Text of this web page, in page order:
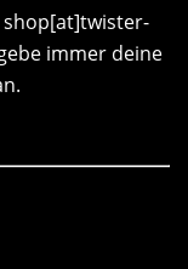
immer deine